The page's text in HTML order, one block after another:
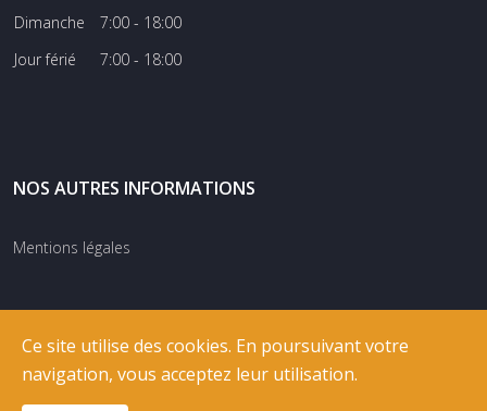
Dimanche
Jour férié
7:00 - 18:00
7:00 - 18:00
NOS AUTRES INFORMATIONS
Mentions légales
Ce site utilise des cookies. En poursuivant votre
navigation, vous acceptez leur utilisation.